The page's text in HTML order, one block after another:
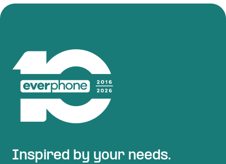
Inspired by your needs.